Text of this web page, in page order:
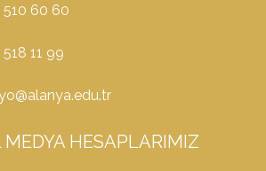
510 60 60
11 99
MEDYA HESAPLARIMIZ